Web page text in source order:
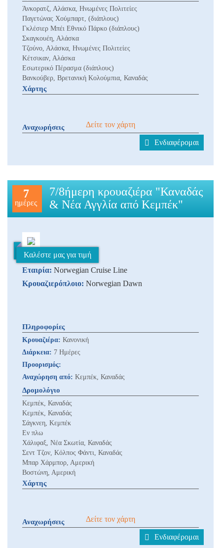
Άνκορατζ, Αλάσκα, Ηνωμένες Πολιτείες
Παγετώνας Χούμπαρτ, (διάπλους)
Γκλέσιερ Μπέι Εθνικό Πάρκο (διάπλους)
Σκαγκουέη, Αλάσκα
Τζούνο, Αλάσκα, Ηνωμένες Πολιτείες
Κέτσικαν, Αλάσκα
Εσωτερικό Πέρασμα (διάπλους)
Βανκούβερ, Βρετανική Κολούμπια, Καναδάς
Χάρτης
Δείτε τον χάρτη
Αναχωρήσεις
Ενδιαφέρομαι
7
ημέρες
7/8ήμερη κρουαζιέρα "Καναδάς
& Νέα Αγγλία από Κεμπέκ"
Εταιρία: Norwegian Cruise Line
Κρουαζιερόπλοιο: Norwegian Dawn
Καλέστε μας για τιμή
Πληροφορίες
Κρουαζιέρα: Κανονική
Διάρκεια: 7 Ημέρες
Προορισμός:
Αναχώρηση από: Κεμπέκ, Καναδάς
Δρομολόγιο
Κεμπέκ, Καναδάς
Κεμπέκ, Καναδάς
Σάγκνεη, Κεμπέκ
Εν πλω
Χάλιφαξ, Νέα Σκωτία, Καναδάς
Σεντ Τζον, Κόλπος Φάντι, Καναδάς
Μπαρ Χάρμπορ, Αμερική
Βοστώνη, Αμερική
Χάρτης
Δείτε τον χάρτη
Αναχωρήσεις
Ενδιαφέρομαι